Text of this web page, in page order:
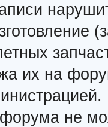
их на
не